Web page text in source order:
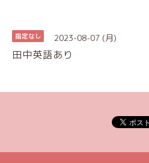
指定なし 2023-08-07 (月)
田中英語あり